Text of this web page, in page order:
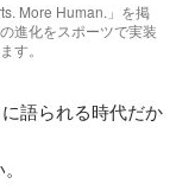
More Human.」を掲
進化をスポーツで実装
す。
語られる時代だか